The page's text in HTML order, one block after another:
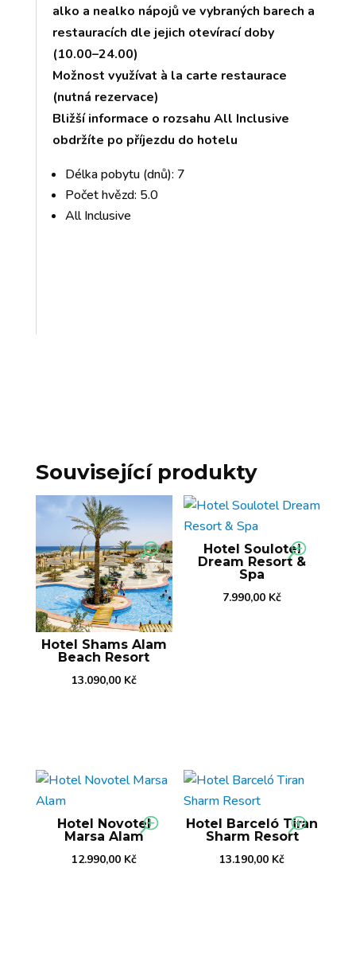
alko a nealko nápojů ve vybraných barech a
restauracích dle jejich otevírací doby
(10.00–24.00)
Možnost využívat à la carte restaurace
(nutná rezervace)
Bližší informace o rozsahu All Inclusive
obdržíte po příjezdu do hotelu
Délka pobytu (dnů): 7
Počet hvězd: 5.0
All Inclusive
Související produkty
Hotel Shams Alam
Beach Resort
13.090,00 Kč
Hotel Soulotel
Dream Resort &
Spa
7.990,00 Kč
Hotel Novotel
Marsa Alam
12.990,00 Kč
Hotel Barceló Tiran
Sharm Resort
13.190,00 Kč